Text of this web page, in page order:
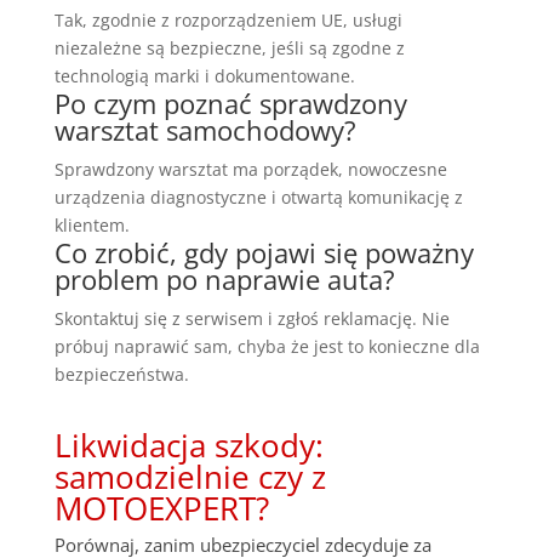
Tak, zgodnie z rozporządzeniem UE, usługi
niezależne są bezpieczne, jeśli są zgodne z
technologią marki i dokumentowane.
Po czym poznać sprawdzony
warsztat samochodowy?
Sprawdzony warsztat ma porządek, nowoczesne
urządzenia diagnostyczne i otwartą komunikację z
klientem.
Co zrobić, gdy pojawi się poważny
problem po naprawie auta?
Skontaktuj się z serwisem i zgłoś reklamację. Nie
próbuj naprawić sam, chyba że jest to konieczne dla
bezpieczeństwa.
Likwidacja szkody:
samodzielnie czy z
MOTOEXPERT?
Porównaj, zanim ubezpieczyciel zdecyduje za